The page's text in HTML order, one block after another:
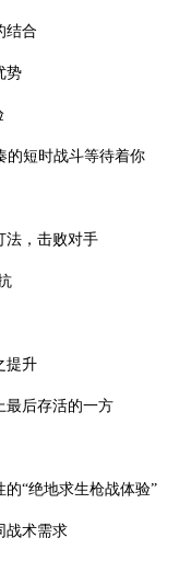
结合
势
的短时战斗等待着你
法，击败对手
提升
最后存活的一方
“绝地求生枪战体验”
战术需求